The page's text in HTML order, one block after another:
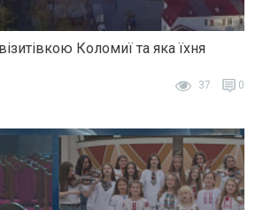
Коломиї та яка їхня
37 0